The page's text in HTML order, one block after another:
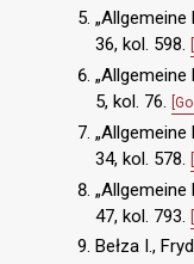
„Allgemeine
36, kol. 598.
„Allgemeine
5, kol. 76.
„Allgemeine
34, kol. 578.
„Allgemeine
47, kol. 793.
Bełza I.,